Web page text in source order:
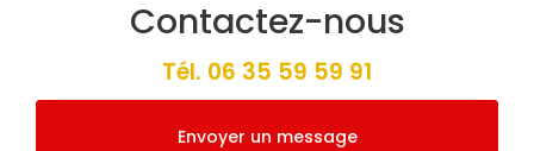
Contactez-nous
Tél. 06 35 59 59 91
Envoyer un message